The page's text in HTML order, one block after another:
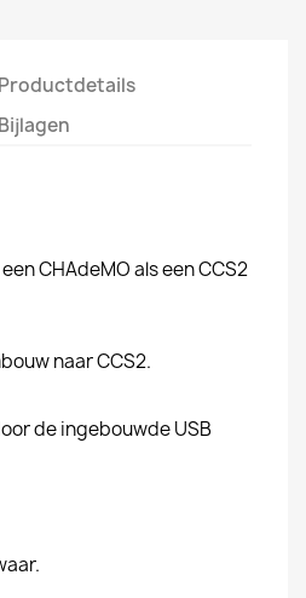
Productdetails
Bijlagen
CHAdeMO als een CCS2
naar CCS2.
de ingebouwde USB